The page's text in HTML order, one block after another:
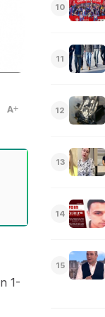
A
1-
10
11
12
13
14
15